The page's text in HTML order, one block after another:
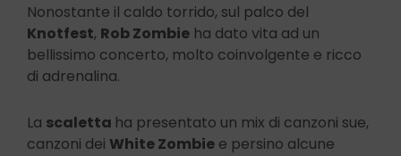
Nonostante il caldo torrido, sul palco del
Knotfest, Rob Zombie ha dato vita ad un
bellissimo concerto, molto coinvolgente e ricco
di adrenalina.
La scaletta ha presentato un mix di canzoni sue,
canzoni dei White Zombie e persino alcune